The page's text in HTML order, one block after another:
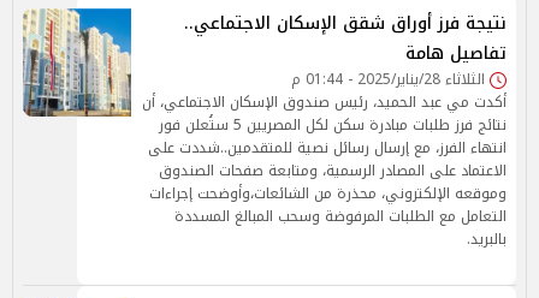
نتيجة فرز أوراق شقق الإسكان الاجتماعي..
تفاصيل هامة
الثلاثاء 28/يناير/2025 - 01:44 م
أكدت مي عبد الحميد، رئيس صندوق الإسكان الاجتماعي، أن
نتائج فرز طلبات مبادرة سكن لكل المصريين 5 ستُعلن فور
انتهاء الفرز، مع إرسال رسائل نصية للمتقدمين..شددت على
الاعتماد على المصادر الرسمية، ومتابعة صفحات الصندوق
وموقعه الإلكتروني، محذرة من الشائعات،وأوضحت إجراءات
التعامل مع الطلبات المرفوضة وسحب المبالغ المسددة
بالبريد.